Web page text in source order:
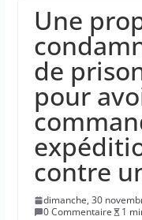
Des
ont
La
son
plainte
ses
L’État
Une
de
pour
contre
dimanche, 30
0 Commentaire
1